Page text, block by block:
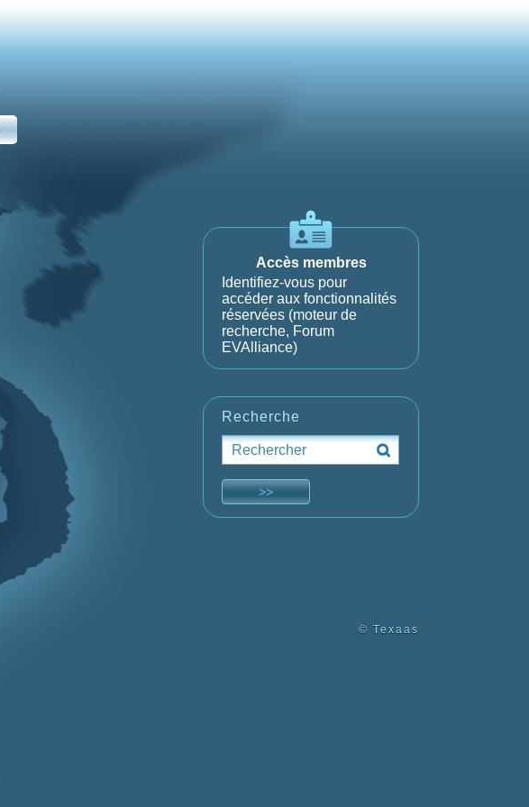
Accès membres
Identifiez-vous pour
accéder aux fonctionnalités
réservées (moteur de
recherche, Forum
EVAlliance)
Recherche
© Texaas